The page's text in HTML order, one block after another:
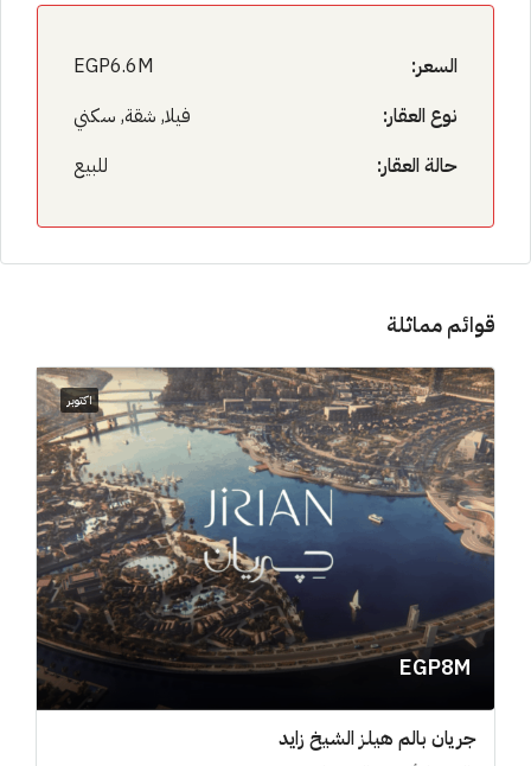
السعر:
EGP6.6M
نوع العقار:
فيلا, شقة, سكني
حالة العقار:
للبيع
قوائم مماثلة
اكتوبر
EGP8M
جريان بالم هيلز الشيخ زايد